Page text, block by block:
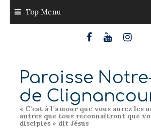
content
Top Menu
Paroisse
de
« C’est à l’amour que vous aurez les
autres que tous reconnaîtront que
disciples » dit Jésus